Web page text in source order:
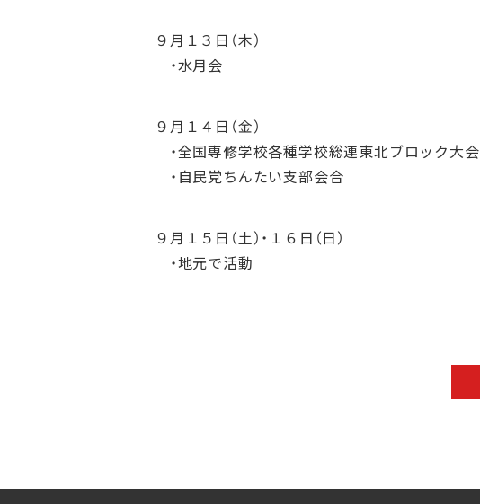
９月１３日（木）
・水月会
９月１４日（金）
・全国専修学校各種学校総連東北ブロック大会
・自民党ちんたい支部会合
９月１５日（土）・１６日（日）
・地元で活動